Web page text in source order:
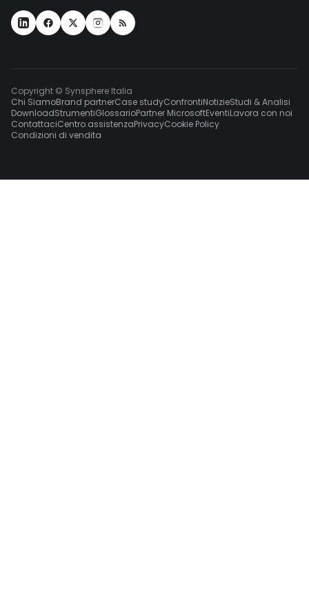
Copyright © Synsphere Italia
Chi SiamoBrand partnerCase studyConfrontiNotizieStudi & Analisi
DownloadStrumentiGlossarioPartner MicrosoftEventiLavora con noi
ContattaciCentro assistenzaPrivacyCookie Policy
Condizioni di vendita